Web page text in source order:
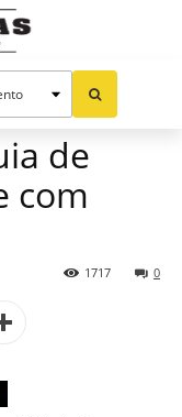
de
com
0
1717